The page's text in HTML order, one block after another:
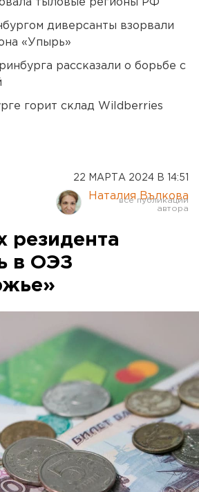
тыловые регионы РФ
диверсанты взорвали
«Упырь»
рассказали о борьбе с
горит склад Wildberries
22 МАРТА 2024 В 14:51
Наталия Вълкова
резидента
в ОЭЗ